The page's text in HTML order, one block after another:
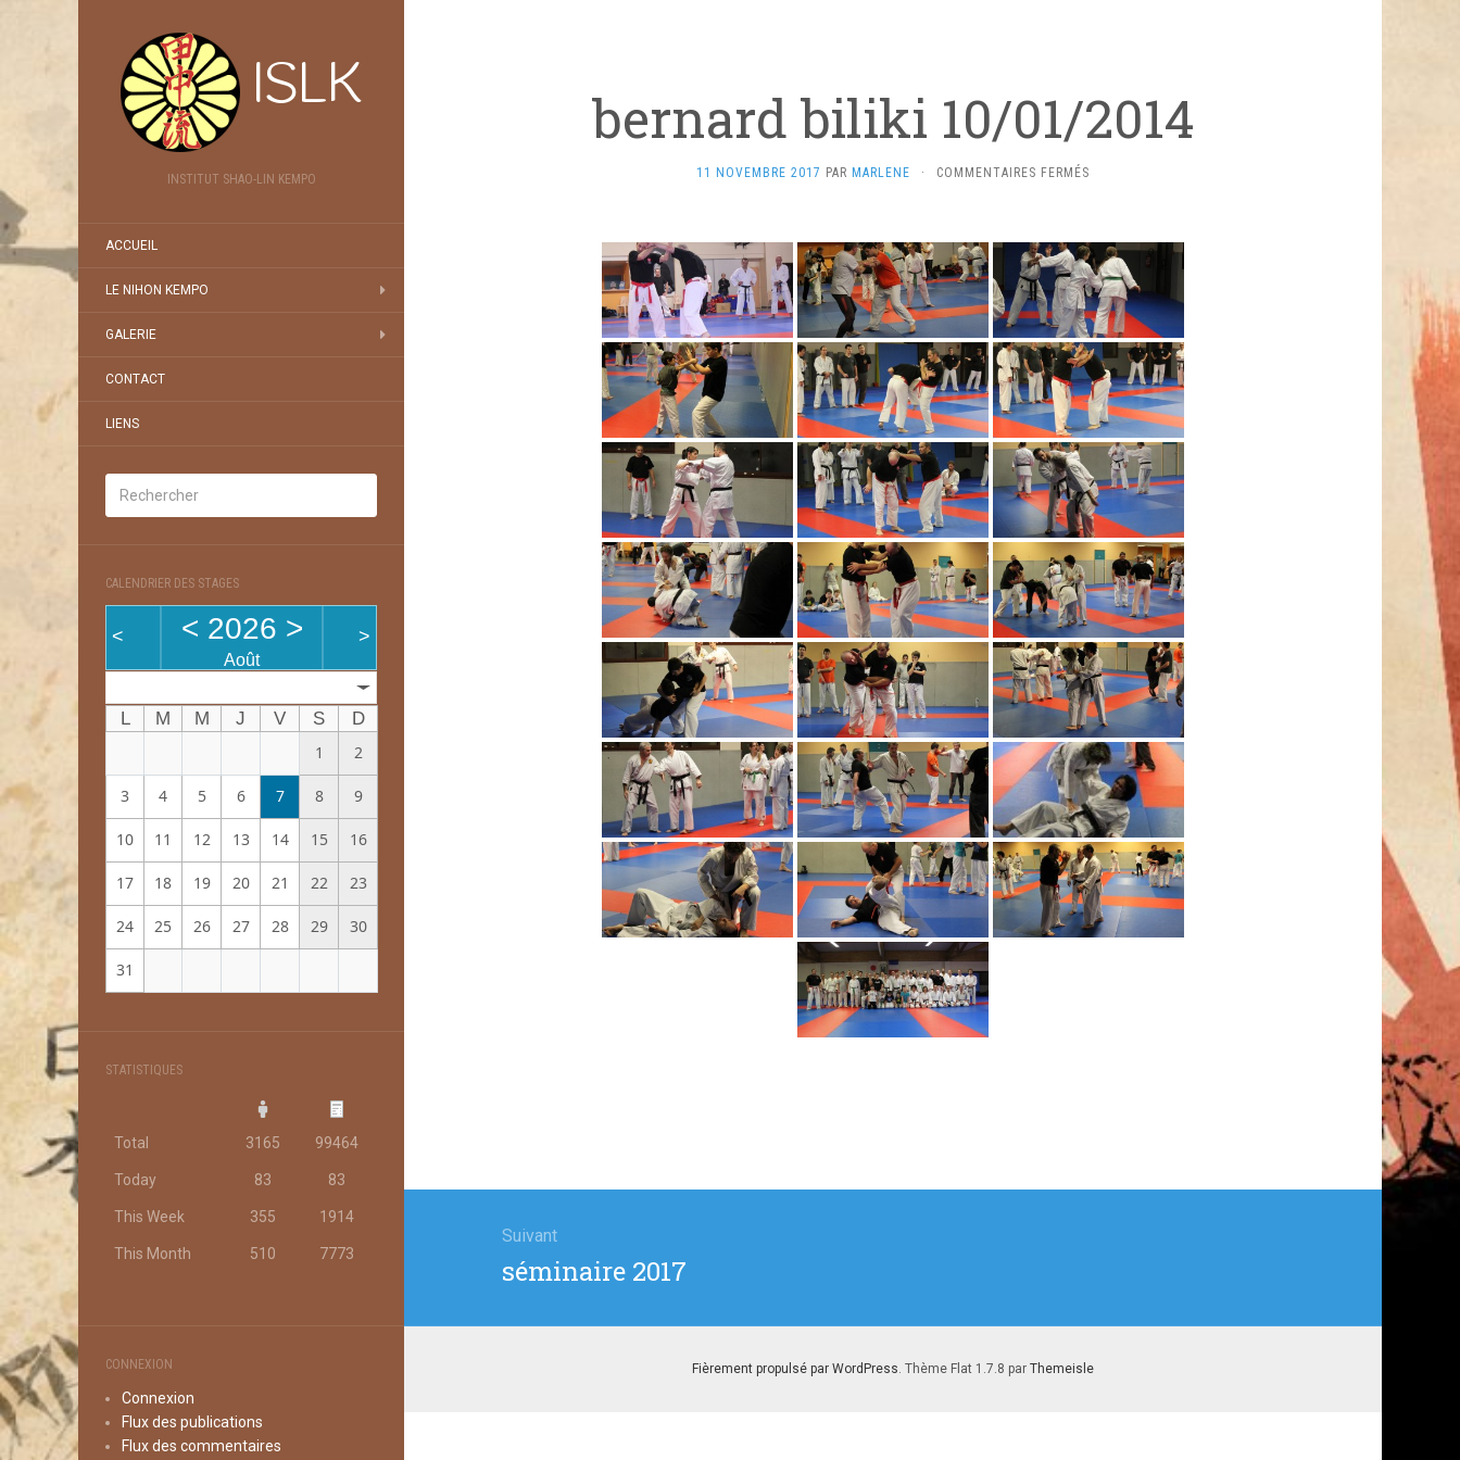
ISLK
INSTITUT SHAO-LIN KEMPO
ACCUEIL
LE NIHON KEMPO
GALERIE
CONTACT
LIENS
CALENDRIER DES STAGES
< < 2026 >
Août
>
L M M J V S
D
1
2
3 4 5 6 7 8 9
10 11 12 13 14 15 16
17 18 19 20 21 22 23
24 25 26 27 28 29 30
31
STATISTIQUES
Total 3165 99464
Today 83 83
This Week 355 1914
This Month 510 7773
CONNEXION
Connexion
Flux des publications
Flux des commentaires
bernard biliki 10/01/2014
11 NOVEMBRE 2017 PAR MARLENE · COMMENTAIRES FERMÉS
l’article
Suivant
Article
séminaire 2017
Fièrement propulsé par WordPress. Thème Flat 1.7.8 par Themeisle